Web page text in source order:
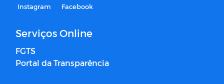
Instagram Facebook
Serviços Online
FGTS
Portal da Transparência